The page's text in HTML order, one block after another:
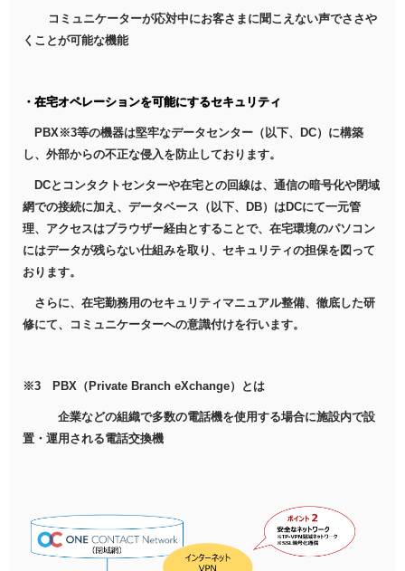
コミュニケーターが応対中にお客さまに聞こえない声でささや
くことが可能な機能
・在宅オペレーションを可能にするセキュリティ
PBX※3等の機器は堅牢なデータセンター（以下、DC）に構築
し、外部からの不正な侵入を防止しております。
DCとコンタクトセンターや在宅との回線は、通信の暗号化や閉域
網での接続に加え、データベース（以下、DB）はDCにて一元管
理、アクセスはブラウザー経由とすることで、在宅環境のパソコン
にはデータが残らない仕組みを取り、セキュリティの担保を図って
おります。
さらに、在宅勤務用のセキュリティマニュアル整備、徹底した研
修にて、コミュニケーターへの意識付けを行います。
※3 PBX（Private Branch eXchange）とは
企業などの組織で多数の電話機を使用する場合に施設内で設
置・運用される電話交換機